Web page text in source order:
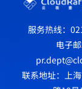
服务热线：
电子邮
联系地址：上